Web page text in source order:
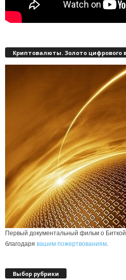
Криптовалюты. Золото цифрового
Первый документальный фильм о
благодаря вашим пожертвованиям
Выбор рубрики